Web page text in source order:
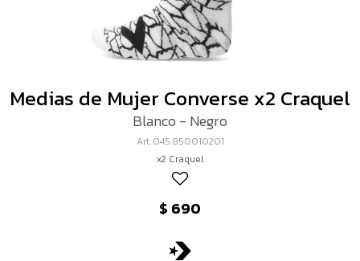
Medias de Mujer Converse x2 Craquel
Blanco - Negro
045.850010201
x2 Craquel
$ 690